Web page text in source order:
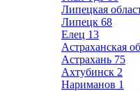
Липецкая
Липецк 68
Елец 13
Астраханская
Астрахань 75
Ахтубинск 2
Нариманов 1